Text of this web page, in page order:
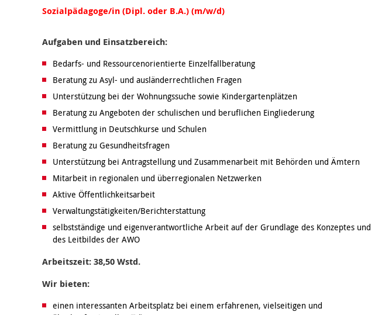
Sozialpädagoge/in(Dipl. oder B.A.)(m/w/d)
Aufgaben und Einsatzbereich:
Bedarfs- und Ressourcenorientierte Einzelfallberatung
Beratung zu Asyl- und ausländerrechtlichen Fragen
Unterstützung bei der Wohnungssuche sowie Kindergartenplätzen
Beratung zu Angeboten der schulischen und beruflichen Eingliederung
Vermittlung in Deutschkurse und Schulen
Beratung zu Gesundheitsfragen
Unterstützung bei Antragstellung und Zusammenarbeit mit Behörden und Ämtern
Mitarbeit in regionalen und überregionalen Netzwerken
Aktive Öffentlichkeitsarbeit
Verwaltungstätigkeiten/Berichterstattung
selbstständige und eigenverantwortliche Arbeit auf der Grundlage des Konzeptes und
des Leitbildes der AWO
Arbeitszeit: 38,50 Wstd.
Wir bieten:
einen interessanten Arbeitsplatz bei einem erfahrenen, vielseitigen und